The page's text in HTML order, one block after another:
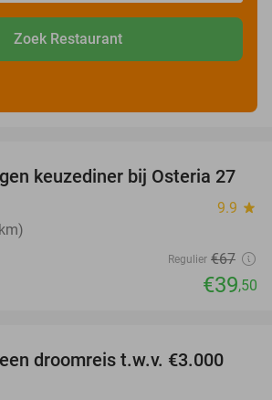
Zoek Restaurant
41%
keuzediner bij Osteria 27
9.9 star
Regulier €67
€39,50
droomreis t.w.v. €3.000